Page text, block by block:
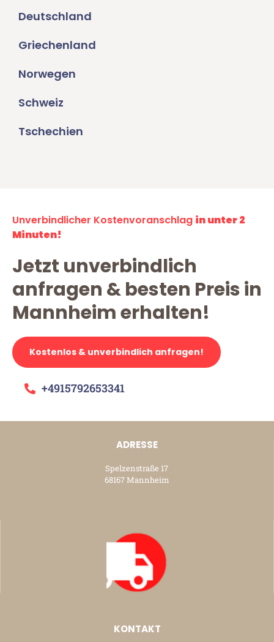
Deutschland
Griechenland
Norwegen
Schweiz
Tschechien
Unverbindlicher Kostenvoranschlag in unter 2
Minuten!
Jetzt unverbindlich
anfragen & besten Preis in
Mannheim erhalten!
Kostenlos & unverbindlich anfragen!
+4915792653341
ADRESSE
Spelzenstraße 17
68167 Mannheim
KONTAKT